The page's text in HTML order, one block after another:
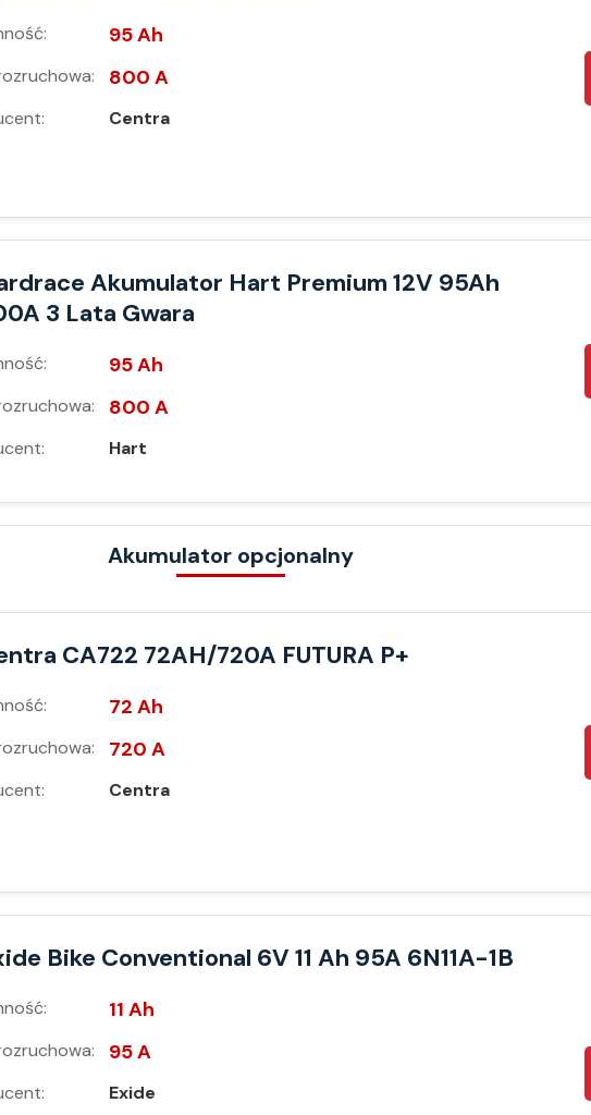
95 Ah
800 A
Centra
Akumulator Hart Premium 12V 95Ah
3 Lata Gwara
95 Ah
800 A
Hart
Akumulator opcjonalny
CA722 72AH/720A FUTURA P+
72 Ah
720 A
Centra
Bike Conventional 6V 11 Ah 95A 6N11A-1B
11 Ah
95 A
Exide